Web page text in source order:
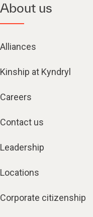
About us
Alliances
Kinship at Kyndryl
Careers
Contact us
Leadership
Locations
Corporate citizenship